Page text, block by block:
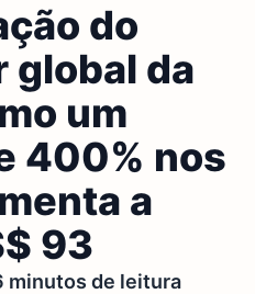
do
global da
um
400% nos
a
93
minutos de leitura